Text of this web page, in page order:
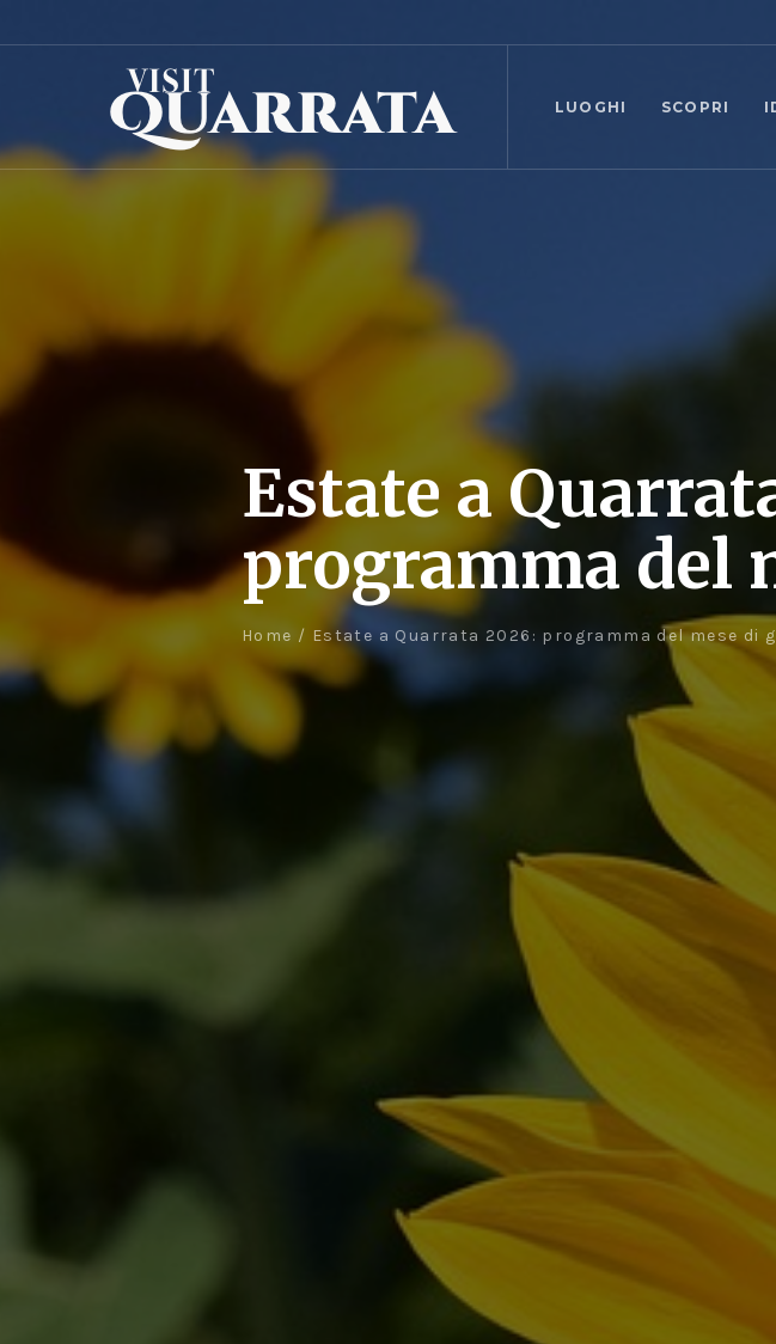
LUOGHI SCOPRI
Estate a
programma del
Home / Estate a Quarrata 2026: programma del mese di